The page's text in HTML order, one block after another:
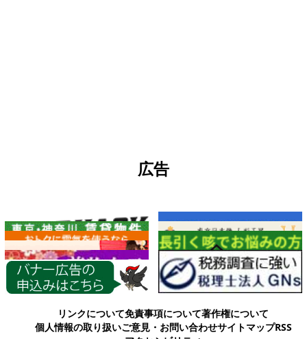
広告
各種情報
リンクについて免責事項について著作権について
個人情報の取り扱いご意見・お問い合わせサイトマップRSS